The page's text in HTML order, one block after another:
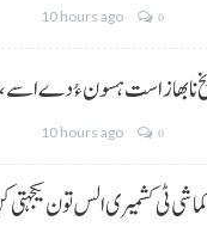
10 hours ago 0
نا بھاز است ہسون ءُ دے
10 hours ago 0
ٹی کشمیری الس تون